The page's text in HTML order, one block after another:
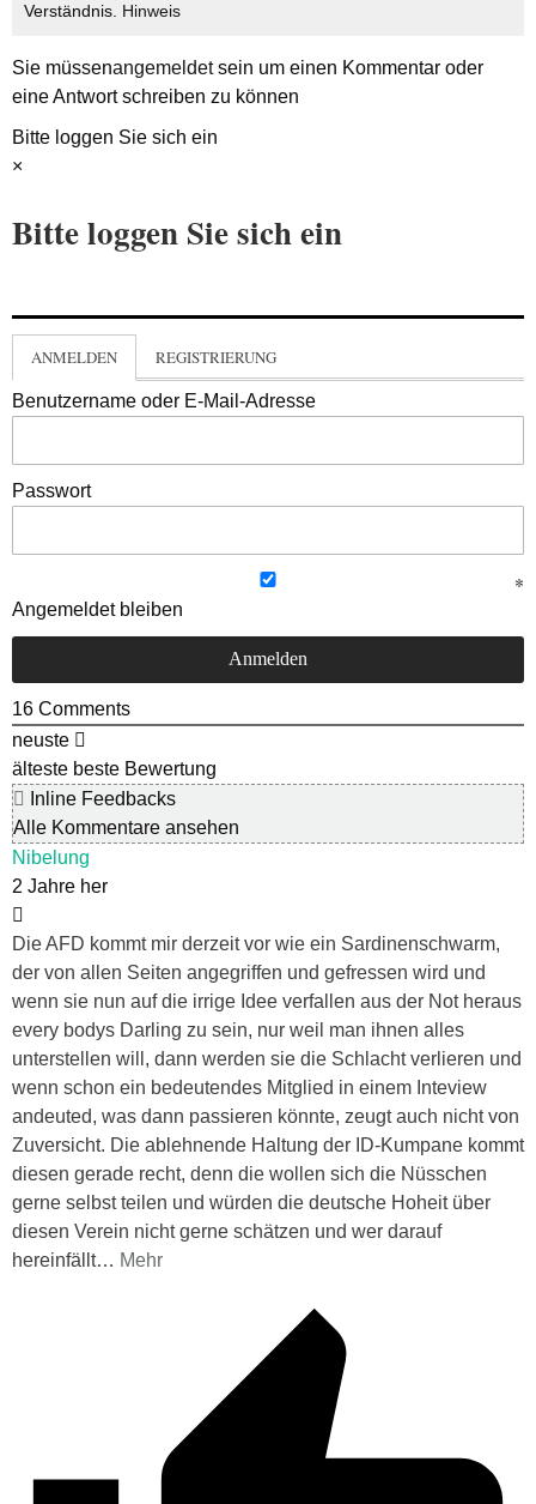
Verständnis. Hinweis
Sie müssenangemeldetsein um einen Kommentar oder
eine Antwort schreiben zu können
Bitte loggen Sie sich ein
×
Bitte loggen Sie sich ein
ANMELDEN REGISTRIERUNG
Benutzername oder E-Mail-Adresse
Passwort
Angemeldet bleiben
16 Comments
neuste
älteste beste Bewertung
Inline Feedbacks
Alle Kommentare ansehen
Nibelung
2 Jahre her
Die AFD kommt mir derzeit vor wie ein Sardinenschwarm,
der von allen Seiten angegriffen und gefressen wird und
wenn sie nun auf die irrige Idee verfallen aus der Not heraus
every bodys Darling zu sein, nur weil man ihnen alles
unterstellen will, dann werden sie die Schlacht verlieren und
wenn schon ein bedeutendes Mitglied in einem Inteview
andeuted, was dann passieren könnte, zeugt auch nicht von
Zuversicht. Die ablehnende Haltung der ID-Kumpane kommt
diesen gerade recht, denn die wollen sich die Nüsschen
gerne selbst teilen und würden die deutsche Hoheit über
diesen Verein nicht gerne schätzen und wer darauf
hereinfällt… Mehr